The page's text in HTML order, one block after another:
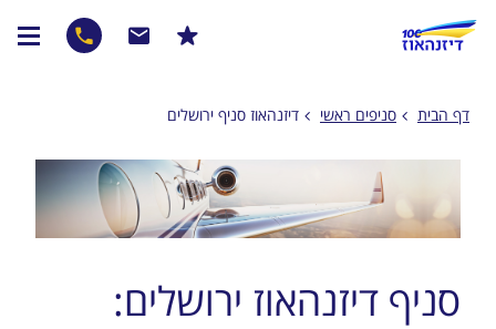
דף הבית סניפים ראשי דיזנהאוז סניף ירושלים
סניף דיזנהאוז ירושלים: